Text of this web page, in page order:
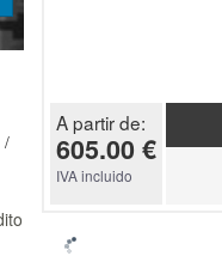
A partir de:
605.00 €
IVA incluido